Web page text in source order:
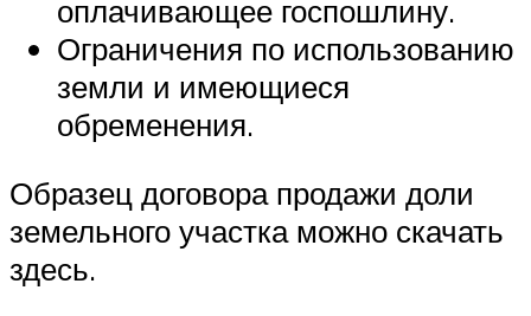
оплачивающее госпошлину.
Ограничения по использованию
земли и имеющиеся
обременения.
Образец договора продажи доли
земельного участка можно скачать
здесь.